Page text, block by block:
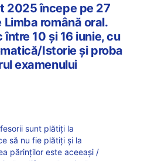
2025 începe pe 27
română oral.
10 și 16 iunie, cu
Istorie și proba
examenului
sunt plătiți la
să nu fie plătiți și la
părinților este aceeași /